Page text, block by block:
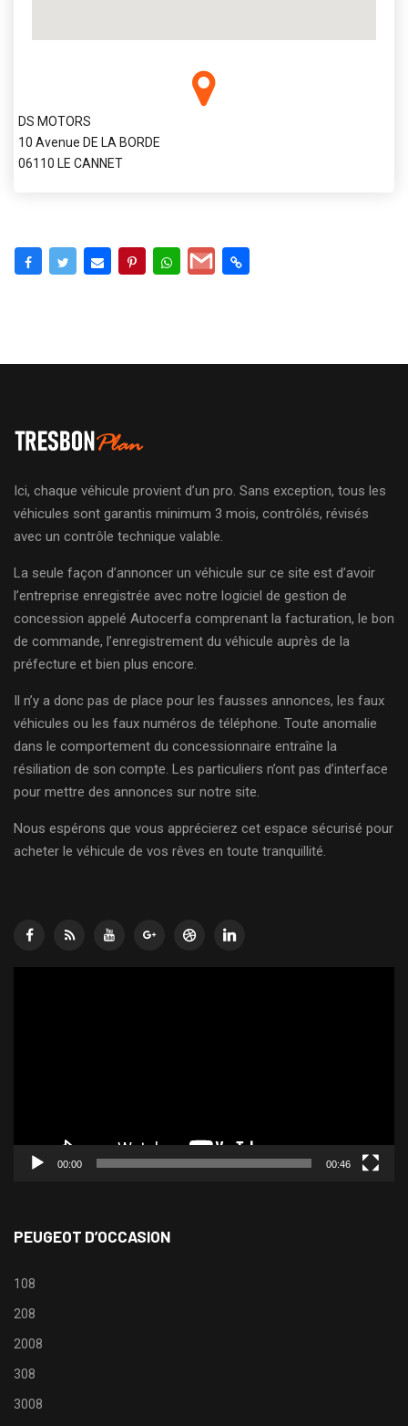
DS MOTORS
10 Avenue DE LA BORDE
06110 LE CANNET
Ici, chaque véhicule provient d’un pro. Sans exception, tous les
véhicules sont garantis minimum 3 mois, contrôlés, révisés
avec un contrôle technique valable.
La seule façon d’annoncer un véhicule sur ce site est d’avoir
l’entreprise enregistrée avec notre logiciel de gestion de
concession appelé Autocerfa comprenant la facturation, le bon
de commande, l’enregistrement du véhicule auprès de la
préfecture et bien plus encore.
Il n’y a donc pas de place pour les fausses annonces, les faux
véhicules ou les faux numéros de téléphone. Toute anomalie
dans le comportement du concessionnaire entraîne la
résiliation de son compte. Les particuliers n’ont pas d’interface
pour mettre des annonces sur notre site.
Nous espérons que vous apprécierez cet espace sécurisé pour
acheter le véhicule de vos rêves en toute tranquillité.
00:00 00:46
PEUGEOT D’OCCASION
108
208
2008
308
3008